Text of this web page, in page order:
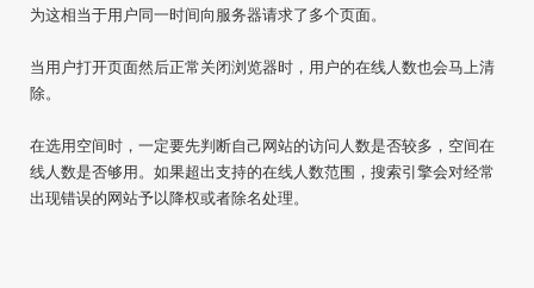
为这相当于用户同一时间向服务器请求了多个页面。
当用户打开页面然后正常关闭浏览器时，用户的在线人数也会马上清
除。
在选用空间时，一定要先判断自己网站的访问人数是否较多，空间在
线人数是否够用。如果超出支持的在线人数范围，搜索引擎会对经常
出现错误的网站予以降权或者除名处理。